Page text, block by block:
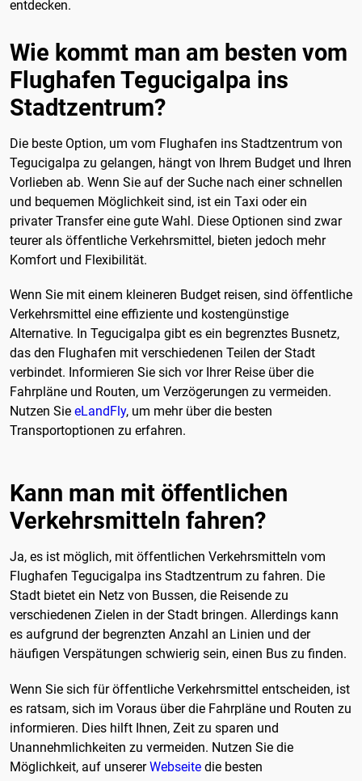
entdecken.
Wie kommt man am besten vom
Flughafen Tegucigalpa ins
Stadtzentrum?
Die beste Option, um vom Flughafen ins Stadtzentrum von
Tegucigalpa zu gelangen, hängt von Ihrem Budget und Ihren
Vorlieben ab. Wenn Sie auf der Suche nach einer schnellen
und bequemen Möglichkeit sind, ist ein Taxi oder ein
privater Transfer eine gute Wahl. Diese Optionen sind zwar
teurer als öffentliche Verkehrsmittel, bieten jedoch mehr
Komfort und Flexibilität.
Wenn Sie mit einem kleineren Budget reisen, sind öffentliche
Verkehrsmittel eine effiziente und kostengünstige
Alternative. In Tegucigalpa gibt es ein begrenztes Busnetz,
das den Flughafen mit verschiedenen Teilen der Stadt
verbindet. Informieren Sie sich vor Ihrer Reise über die
Fahrpläne und Routen, um Verzögerungen zu vermeiden.
Nutzen Sie eLandFly, um mehr über die besten
Transportoptionen zu erfahren.
Kann man mit öffentlichen
Verkehrsmitteln fahren?
Ja, es ist möglich, mit öffentlichen Verkehrsmitteln vom
Flughafen Tegucigalpa ins Stadtzentrum zu fahren. Die
Stadt bietet ein Netz von Bussen, die Reisende zu
verschiedenen Zielen in der Stadt bringen. Allerdings kann
es aufgrund der begrenzten Anzahl an Linien und der
häufigen Verspätungen schwierig sein, einen Bus zu finden.
Wenn Sie sich für öffentliche Verkehrsmittel entscheiden, ist
es ratsam, sich im Voraus über die Fahrpläne und Routen zu
informieren. Dies hilft Ihnen, Zeit zu sparen und
Unannehmlichkeiten zu vermeiden. Nutzen Sie die
Möglichkeit, auf unsererWebseite die besten